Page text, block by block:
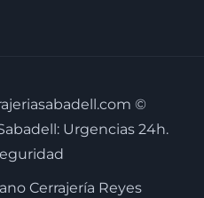
©
Urgencias 24h.
Cerrajería Reyes